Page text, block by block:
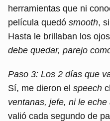
herramientas que ni
película quedó smooth,
Hasta le brillaban los
debe quedar, parejo
Paso 3: Los 2 días que
Sí, me dieron el speech
ventanas, jefe, ni le
valió cada segundo de